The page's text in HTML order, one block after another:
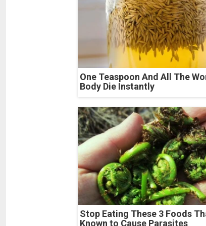
One Teaspoon And All The
Body Die Instantly
Stop Eating These 3 Foods
Known to Cause Parasites